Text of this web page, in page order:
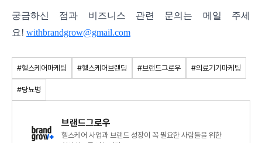
궁금하신 점과 비즈니스 관련 문의는 메일 주세
요! withbrandgrow@gmail.com
#헬스케어마케팅 #헬스케어브랜딩 #브랜드그로우 #의료기기마케팅
#당뇨병
브랜드그로우
헬스케어 사업과 브랜드 성장이 꼭 필요한 사람들을 위한